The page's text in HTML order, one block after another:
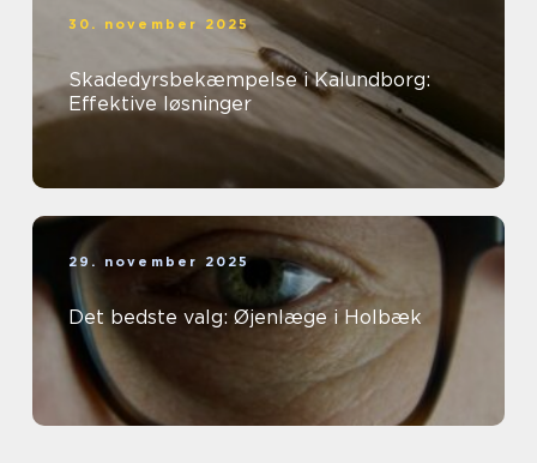
30. november 2025
Skadedyrsbekæmpelse i Kalundborg:
Effektive løsninger
29. november 2025
Det bedste valg: Øjenlæge i Holbæk